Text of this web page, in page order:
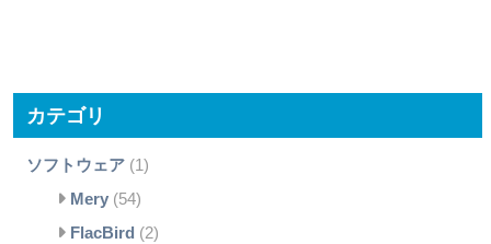
カテゴリ
ソフトウェア(1)
Mery(54)
FlacBird (2)